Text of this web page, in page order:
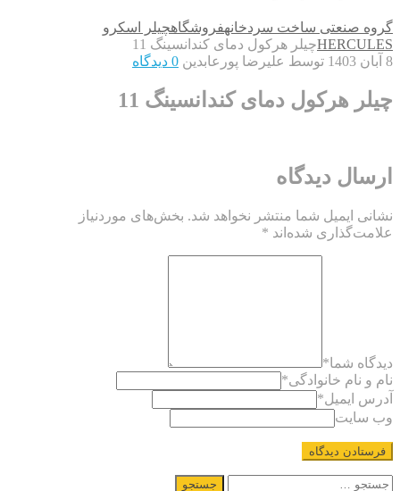
گروه صنعتی ساخت سردخانهفروشگاهچیلر اسکرو
HERCULESچیلر هرکول دمای کندانسینگ 11
8 آبان 1403
توسط علیرضا پورعابدین 0 دیدگاه
چیلر هرکول دمای کندانسینگ 11
ارسال دیدگاه
نشانی ایمیل شما منتشر نخواهد شد. بخش‌های موردنیاز
علامت‌گذاری شده‌اند *
دیدگاه شما*
نام و نام خانوادگی*
آدرس ایمیل*
وب سایت
جستجو